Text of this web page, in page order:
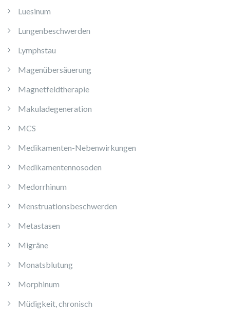
Luesinum
Lungenbeschwerden
Lymphstau
Magenübersäuerung
Magnetfeldtherapie
Makuladegeneration
MCS
Medikamenten-Nebenwirkungen
Medikamentennosoden
Medorrhinum
Menstruationsbeschwerden
Metastasen
Migräne
Monatsblutung
Morphinum
Müdigkeit, chronisch